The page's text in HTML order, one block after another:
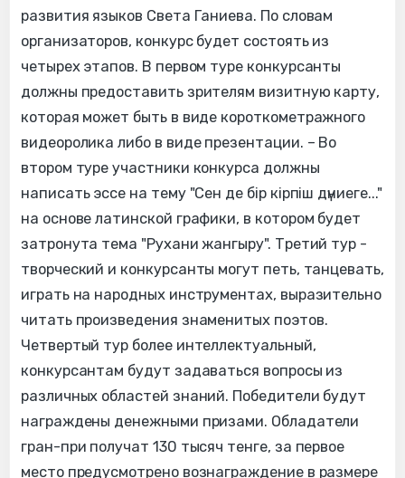
развития языков Света Ганиева. По словам
организаторов, конкурс будет состоять из
четырех этапов. В первом туре конкурсанты
должны предоставить зрителям визитную карту,
которая может быть в виде короткометражного
видеоролика либо в виде презентации. – Во
втором туре участники конкурса должны
написать эссе на тему "Сен де бір кірпіш дүниеге..."
на основе латинской графики, в котором будет
затронута тема "Рухани жангыру". Третий тур -
творческий и конкурсанты могут петь, танцевать,
играть на народных инструментах, выразительно
читать произведения знаменитых поэтов.
Четвертый тур более интеллектуальный,
конкурсантам будут задаваться вопросы из
различных областей знаний. Победители будут
награждены денежными призами. Обладатели
гран-при получат 130 тысяч тенге, за первое
место предусмотрено вознаграждение в размере